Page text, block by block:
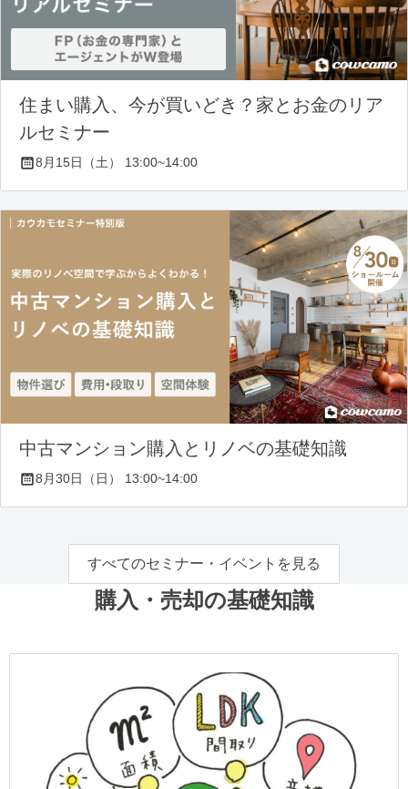
住まい購入、今が買いどき？家とお金のリア
ルセミナー
8月15日（土） 13:00~14:00
中古マンション購入とリノベの基礎知識
8月30日（日） 13:00~14:00
すべてのセミナー・イベントを見る
購入・売却の基礎知識